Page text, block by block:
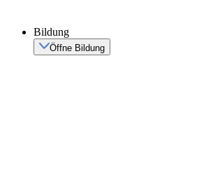
Bildung
Öffne Bildung